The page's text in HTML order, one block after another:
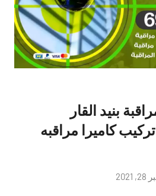
بنيد القار
معلم تركيب كاميرا مراقبه